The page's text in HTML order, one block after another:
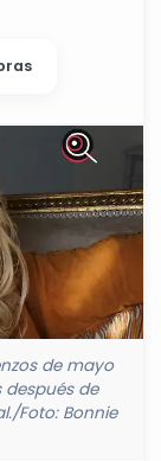
de mayo
de
Foto: Bonnie